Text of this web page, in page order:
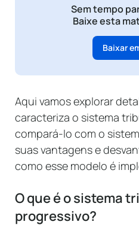
Sem tempo
Baixe esta
Baixar
Aqui vamos explorar
caracteriza o sistema
compará-lo com o
suas vantagens e
como esse modelo é
O que é o sistema
progressivo?